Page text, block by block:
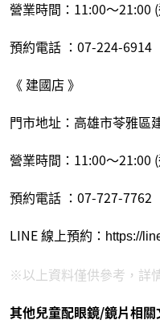
營業時間：11:00～21:00
預約電話 ：07-224-6914
《 建國店 》
門市地址：高雄市苓雅區
營業時間：11:00～21:00
預約電話 ：07-727-7762
LINE 線上預約： https://
※以上資料僅供參考，詳
其他兒童配眼鏡/鏡片相關